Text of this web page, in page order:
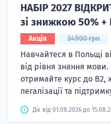
НАБІР 2027
зі знижкою 50% +
Акція 34900 грн
Навчайтеся в Польщі
від рівня знання
отримайте курс до B2,
легалізації та
Діє від 01.08.2026 до